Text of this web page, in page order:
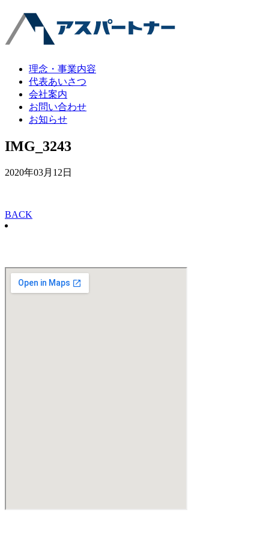
理念・事業内容
代表あいさつ
会社案内
お問い合わせ
お知らせ
IMG_3243
2020年03月12日
BACK